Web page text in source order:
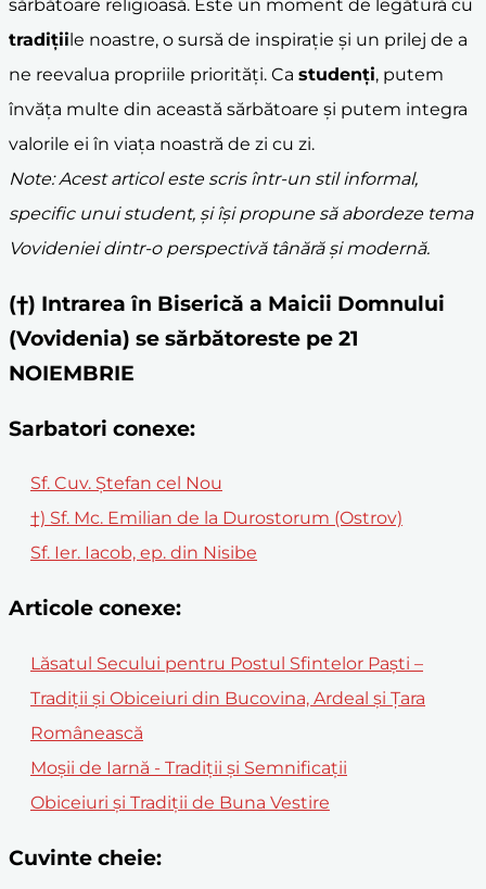
sărbătoare religioasă. Este un moment de legătură cu
tradiții le noastre, o sursă de inspirație și un prilej de a
ne reevalua propriile priorități. Ca studenți, putem
învăța multe din această sărbătoare și putem integra
valorile ei în viața noastră de zi cu zi.
Note: Acest articol este scris într-un stil informal,
specific unui student, și își propune să abordeze tema
Vovideniei dintr-o perspectivă tânără și modernă.
(†) Intrarea în Biserică a Maicii Domnului
(Vovidenia) se sărbătoreste pe 21
NOIEMBRIE
Sarbatori conexe:
Sf. Cuv. Ştefan cel Nou
†) Sf. Mc. Emilian de la Durostorum (Ostrov)
Sf. Ier. Iacob, ep. din Nisibe
Articole conexe:
Lăsatul Secului pentru Postul Sfintelor Paști –
Tradiții și Obiceiuri din Bucovina, Ardeal și Țara
Românească
Moșii de Iarnă - Tradiții și Semnificații
Obiceiuri și Tradiții de Buna Vestire
Cuvinte cheie: